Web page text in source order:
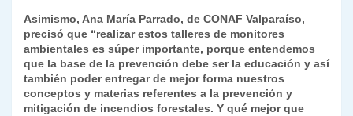
Asimismo, Ana María Parrado, de CONAF Valparaíso,
precisó que “realizar estos talleres de monitores
ambientales es súper importante, porque entendemos
que la base de la prevención debe ser la educación y así
también poder entregar de mejor forma nuestros
conceptos y materias referentes a la prevención y
mitigación de incendios forestales. Y qué mejor que